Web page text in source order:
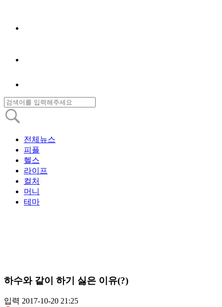
전체뉴스
피플
헬스
라이프
컬처
머니
테마
하수와 같이 하기 싫은 이유(?)
입력 2017-10-20 21:25